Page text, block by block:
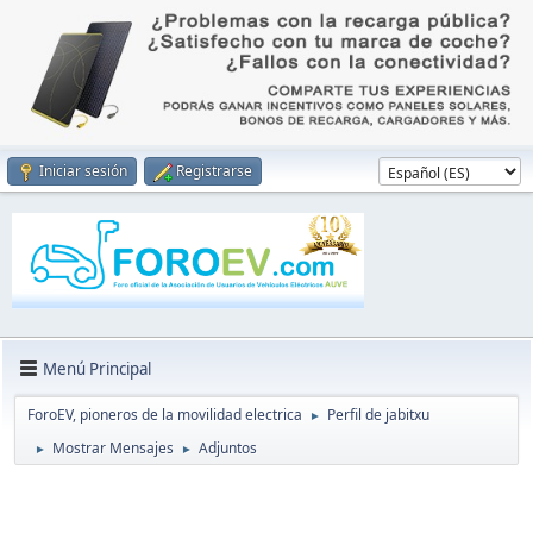
Iniciar sesión Registrarse
Menú Principal
ForoEV, pioneros de la movilidad electrica ► Perfil de jabitxu
► Mostrar Mensajes ► Adjuntos